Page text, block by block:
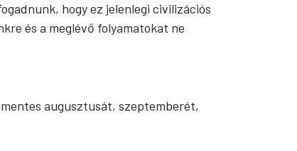
hogy ez jelenlegi civilizációs
és a meglévő folyamatokat ne
augusztusát, szeptemberét,